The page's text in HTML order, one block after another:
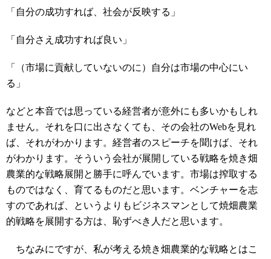
「自分の成功すれば、社会が反映する」
「自分さえ成功すれば良い」
「（市場に貢献していないのに）自分は市場の中心にい
る」
などと本音では思っている経営者が意外にも多いかもしれ
ません。それを口に出さなくても、その会社のWebを見れ
ば、それがわかります。経営者のスピーチを聞けば、それ
がわかります。そういう会社が展開している戦略を焼き畑
農業的な戦略展開と勝手に呼んでいます。市場は搾取する
ものではなく、育てるものだと思います。ベンチャーを志
すのであれば、というよりもビジネスマンとして焼畑農業
的戦略を展開する方は、恥ずべき人だと思います。
ちなみにですが、私が考える焼き畑農業的な戦略とはこ